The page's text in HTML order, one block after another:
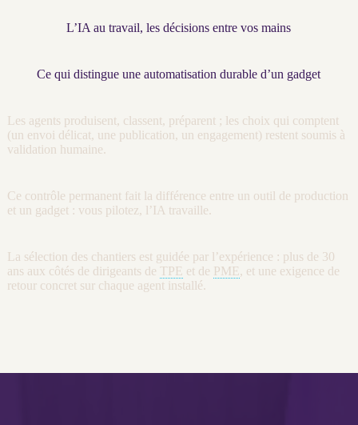
L’IA au travail, les décisions entre vos mains
Ce qui distingue une automatisation durable d’un gadget
Les agents produisent, classent, préparent ; les choix qui comptent
(un envoi délicat, une publication, un engagement) restent soumis à
validation humaine.
Ce contrôle permanent fait la différence entre un outil de production
et un gadget : vous pilotez, l’IA travaille.
La sélection des chantiers est guidée par l’expérience : plus de 30
ans aux côtés de dirigeants de TPE et de PME, et une exigence de
retour concret sur chaque agent installé.